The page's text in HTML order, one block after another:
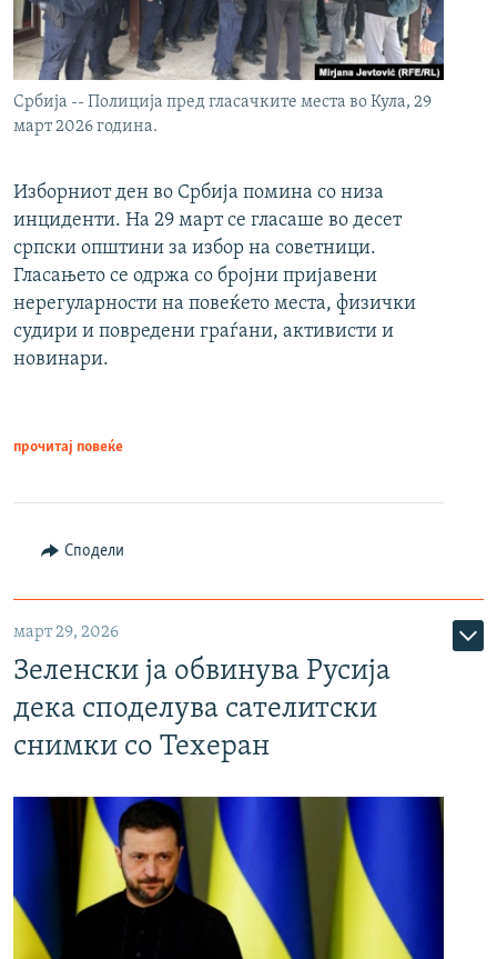
Србија -- Полиција пред гласачките места во Кула, 29
март 2026 година.
Изборниот ден во Србија помина со низа
инциденти. На 29 март се гласаше во десет
српски општини за избор на советници.
Гласањето се одржа со бројни пријавени
нерегуларности на повеќето места, физички
судири и повредени граѓани, активисти и
новинари.
прочитај повеќе
Сподели
март 29, 2026
Зеленски ја обвинува Русија
дека споделува сателитски
снимки со Техеран